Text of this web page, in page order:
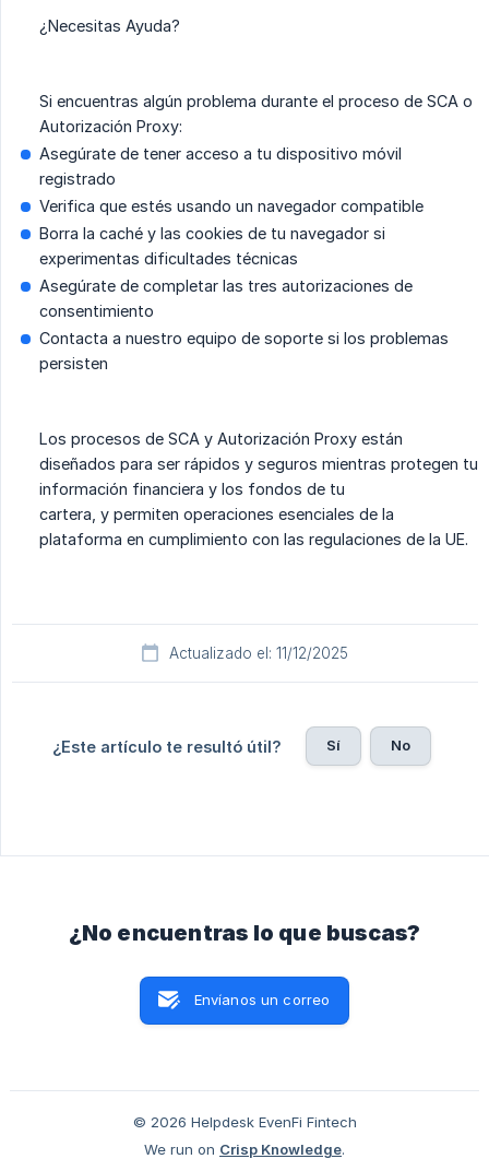
¿Necesitas Ayuda?
Si encuentras algún problema durante el proceso de SCA o
Autorización Proxy:
Asegúrate de tener acceso a tu dispositivo móvil
registrado
Verifica que estés usando un navegador compatible
Borra la caché y las cookies de tu navegador si
experimentas dificultades técnicas
Asegúrate de completar las tres autorizaciones de
consentimiento
Contacta a nuestro equipo de soporte si los problemas
persisten
Los procesos de SCA y Autorización Proxy están
diseñados para ser rápidos y seguros mientras protegen tu
información financiera y los fondos de tu
cartera, y permiten operaciones esenciales de la
plataforma en cumplimiento con las regulaciones de la UE.
Actualizado el: 11/12/2025
¿Este artículo te resultó útil? Sí No
¿No encuentras lo que buscas?
Envíanos un correo
© 2026 Helpdesk EvenFi Fintech
We run on Crisp Knowledge.